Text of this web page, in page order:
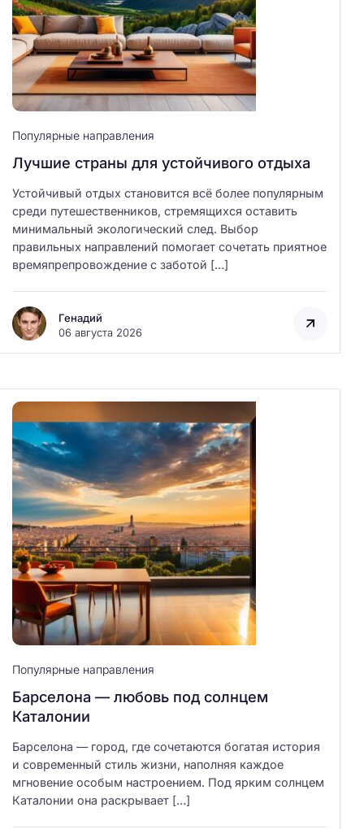
Популярные направления
Лучшие страны для устойчивого отдыха
Устойчивый отдых становится всё более популярным
среди путешественников, стремящихся оставить
минимальный экологический след. Выбор
правильных направлений помогает сочетать приятное
времяпрепровождение с заботой […]
Генадий
06 августа 2026
Популярные направления
Барселона — любовь под солнцем
Каталонии
Барселона — город, где сочетаются богатая история
и современный стиль жизни, наполняя каждое
мгновение особым настроением. Под ярким солнцем
Каталонии она раскрывает […]